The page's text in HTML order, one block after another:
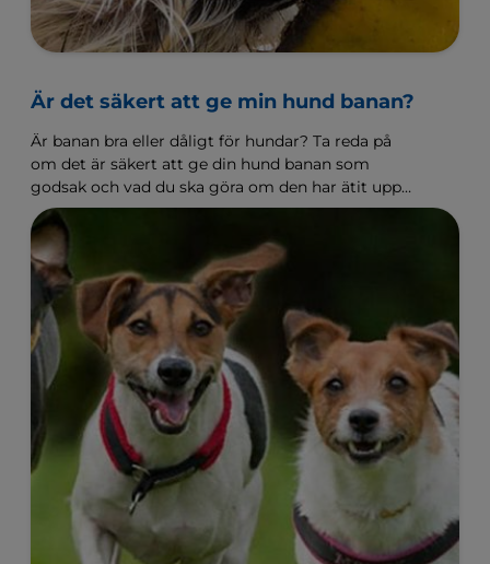
Är det säkert att ge min hund banan?
Är banan bra eller dåligt för hundar? Ta reda på
om det är säkert att ge din hund banan som
godsak och vad du ska göra om den har ätit upp
en hel banan, med skal och allt.